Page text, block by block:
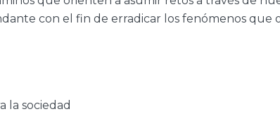
con el fin de erradicar los fenómenos que
la sociedad